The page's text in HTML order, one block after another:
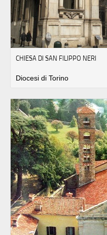
CHIESA DI SAN FILIPPO NERI
Diocesi di Torino